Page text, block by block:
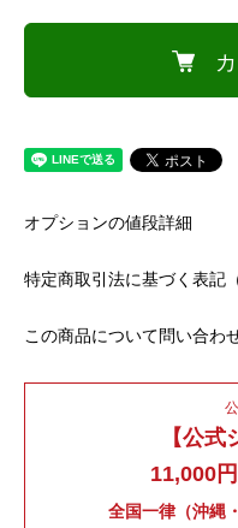
オプションの値段詳細
特定商取引法に基づく表記
この商品について問い合わ
【公式
11,000
全国一律（沖縄